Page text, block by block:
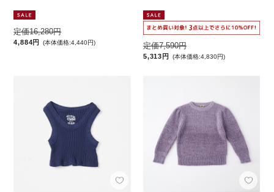
定価16,280円
4,884円 (本体価格:4,440円) 定価7,590円
5,313円 (本体価格:4,830円)